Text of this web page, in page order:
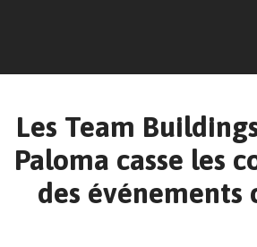
Les Team
Paloma casse les
des